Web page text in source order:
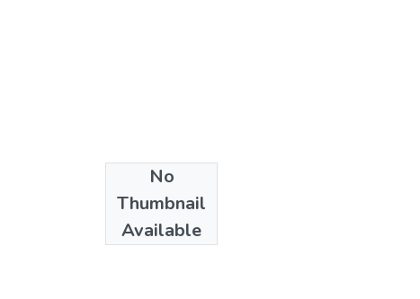
No
Thumbnail
Available
2009